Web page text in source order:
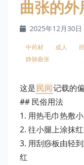
曲张的
2025年12月30日
中药材 成人
静脉曲张
这是民间记载的
## 民俗用法
1. 用热毛巾热敷
2. 往小腿上涂抹
3. 用刮痧板由轻
红